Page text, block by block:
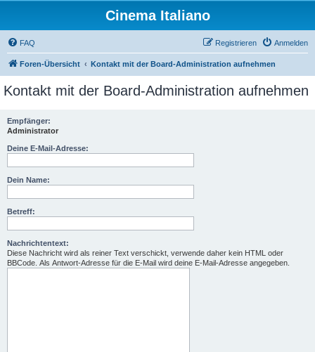
Cinema Italiano
FAQ Anmelden
Registrieren
Foren-Übersicht Kontakt mit der Board-Administration aufnehmen
Kontakt mit der Board-Administration aufnehmen
Empfänger:
Administrator
Deine E-Mail-Adresse:
Dein Name:
Betreff:
Nachrichtentext:
Diese Nachricht wird als reiner Text verschickt, verwende daher kein HTML oder
BBCode. Als Antwort-Adresse für die E-Mail wird deine E-Mail-Adresse angegeben.